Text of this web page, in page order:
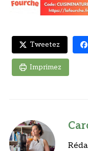
Tweetez
Imprimez